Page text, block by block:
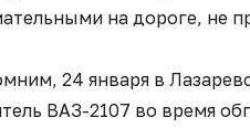
на дороге, не
24 января в
ВАЗ-2107 во время